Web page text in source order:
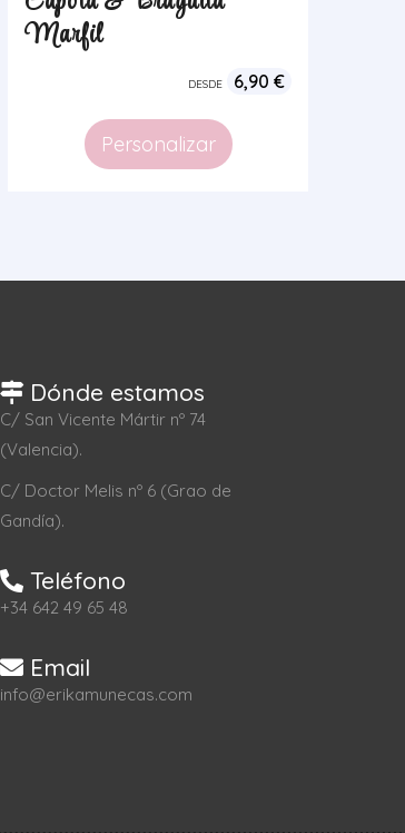
Marfil
DESDE 6,90 €
Personalizar
Dónde estamos
C/ San Vicente Mártir nº 74
(Valencia).
C/ Doctor Melis nº 6 (Grao de
Gandía).
Teléfono
+34 642 49 65 48
Email
info@erikamunecas.com